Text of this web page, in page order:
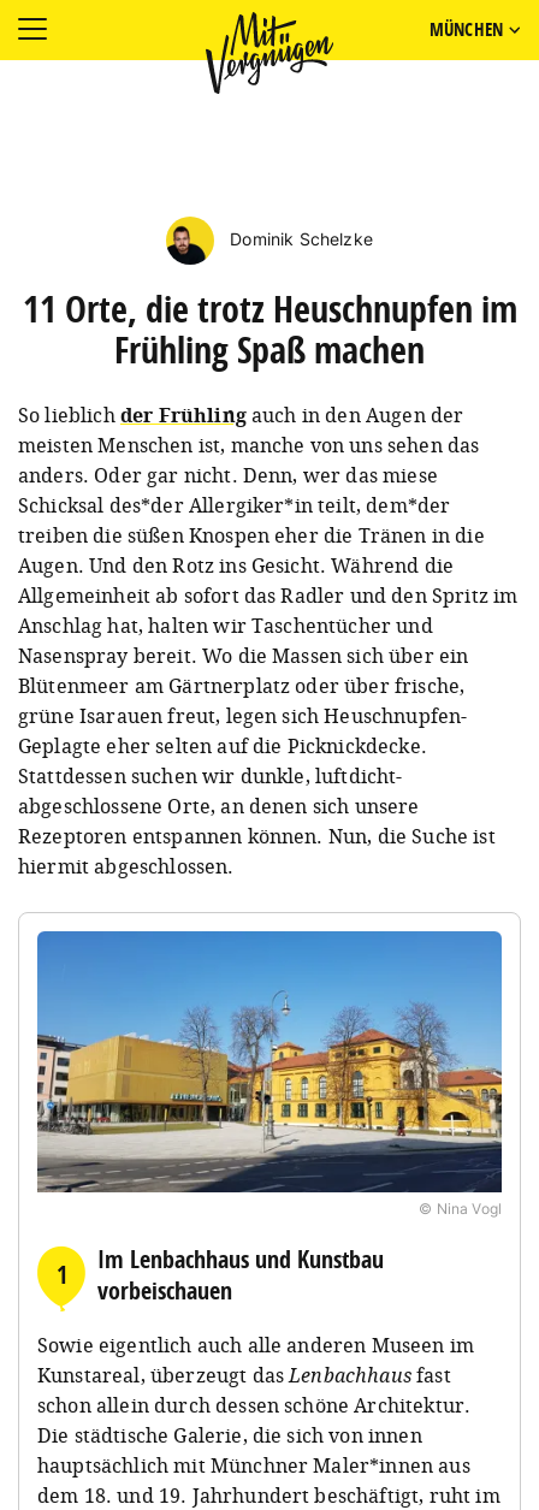
MÜNCHEN
Dominik Schelzke
11 Orte, die trotz Heuschnupfen im
Frühling Spaß machen
So lieblichder Frühlingauch in den Augen der
meisten Menschen ist, manche von uns sehen das
anders. Oder gar nicht. Denn, wer das miese
Schicksal des*der Allergiker*in teilt, dem*der
treiben die süßen Knospen eher die Tränen in die
Augen. Und den Rotz ins Gesicht. Während die
Allgemeinheit ab sofort das Radler und den Spritz im
Anschlag hat, halten wir Taschentücher und
Nasenspray bereit. Wo die Massen sich über ein
Blütenmeer am Gärtnerplatz oder über frische,
grüne Isarauen freut, legen sich Heuschnupfen-
Geplagte eher selten auf die Picknickdecke.
Stattdessen suchen wir dunkle, luftdicht-
abgeschlossene Orte, an denen sich unsere
Rezeptoren entspannen können. Nun, die Suche ist
hiermit abgeschlossen.
© Nina Vogl
1
Im Lenbachhaus und Kunstbau
vorbeischauen
Sowie eigentlich auch alle anderen Museen im
Kunstareal, überzeugt dasLenbachhausfast
schon allein durch dessen schöne Architektur.
Die städtische Galerie, die sich von innen
hauptsächlich mit Münchner Maler*innen aus
dem 18. und 19. Jahrhundert beschäftigt, ruht im